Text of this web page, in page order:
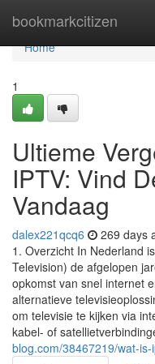
bookmarkcitizen
Home
Home
1
Ultieme
IPTV: Vind
Vandaag
dalex221qcq6 269 days
1. Overzicht In Nederland
Television) de afgelopen
opkomst van snel internet
alternatieve
om televisie te kijken via
kabel- of
blog.com/38467219/wat-